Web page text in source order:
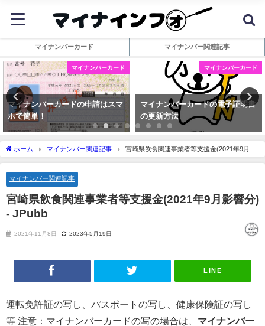
マイナンバーカード マイナンバー関連記事
マイナンバーカード
マイナンバーカードの申請はスマ
ホで簡単！
マイナンバーカード
マイナンバーカードの電子証明書
の更新方法
ホーム マイナンバー関連記事
宮崎県飲食関連事業者等支援金(2021年9月影
響分) - JPubb
マイナンバー関連記事
宮崎県飲食関連事業者等支援金(2021年9月影響分)
- JPubb
2021年11月8日 2023年5月19日
LINE
運転免許証の写し、パスポートの写し、健康保険証の写し
等 注意：マイナンバーカードの写の場合は、 マイナンバー